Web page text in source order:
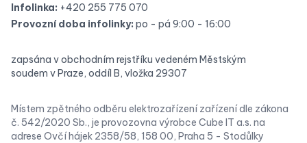
Infolinka: +420 255 775 070
Provozní doba infolinky: po - pá 9:00 - 16:00
zapsána v obchodním rejstříku vedeném Městským
soudem v Praze, oddíl B, vložka 29307
Místem zpětného odběru elektrozařízení zařízení dle zákona
č. 542/2020 Sb., je provozovna výrobce Cube IT a.s. na
adrese Ovčí hájek 2358/58, 158 00, Praha 5 - Stodůlky